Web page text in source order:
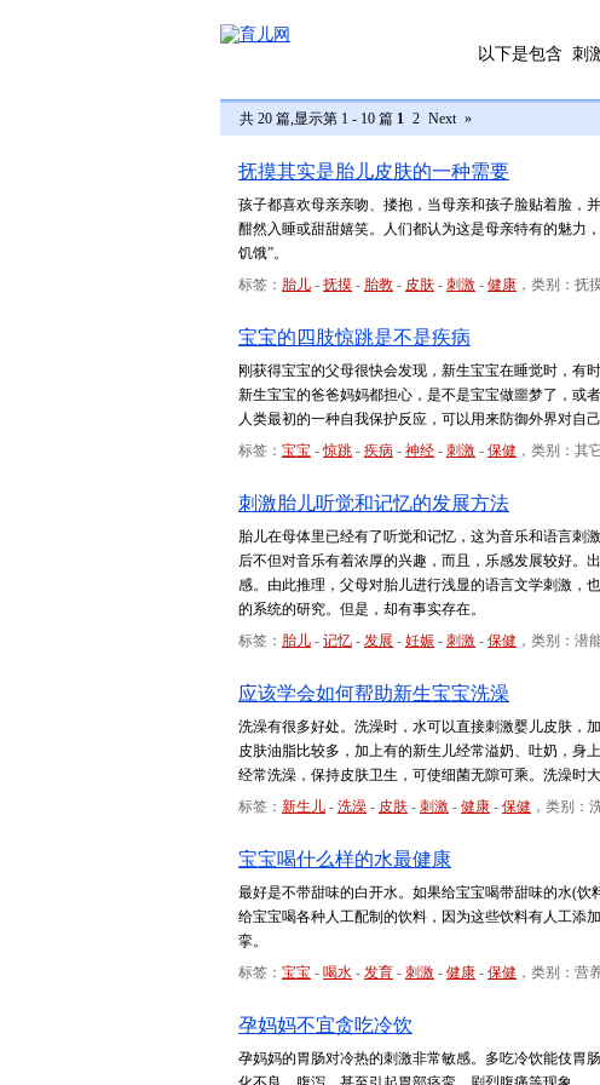
以下是包含 刺
共 20 篇,显示第 1 - 10 篇 1 2 Next »
抚摸其实是胎儿皮肤的一种需要
孩子都喜欢母亲亲吻、搂抱，当母亲和孩子脸贴着脸，
酣然入睡或甜甜嬉笑。人们都认为这是母亲特有的魅力
饥饿”。
标签： 胎儿 - 抚摸 - 胎教 - 皮肤 - 刺激 - 健康 ，类别：抚
宝宝的四肢惊跳是不是疾病
刚获得宝宝的父母很快会发现，新生宝宝在睡觉时，有
新生宝宝的爸爸妈妈都担心，是不是宝宝做噩梦了，或
人类最初的一种自我保护反应，可以用来防御外界对自己
标签： 宝宝 -惊跳 - 疾病 - 神经 - 刺激 - 保健 ，类别：其
刺激胎儿听觉和记忆的发展方法
胎儿在母体里已经有了听觉和记忆，这为音乐和语言刺
后不但对音乐有着浓厚的兴趣，而且，乐感发展较好。
感。由此推理，父母对胎儿进行浅显的语言文学刺激，
的系统的研究。但是，却有事实存在。
标签： 胎儿 - 记忆 - 发展 - 妊娠 - 刺激 - 保健 ，类别：潜
应该学会如何帮助新生宝宝洗澡
洗澡有很多好处。洗澡时，水可以直接刺激婴儿皮肤，
皮肤油脂比较多，加上有的新生儿经常溢奶、吐奶，身
经常洗澡，保持皮肤卫生，可使细菌无隙可乘。洗澡时
标签： 新生儿 - 洗澡 - 皮肤 - 刺激 - 健康 - 保健 ，类别：
宝宝喝什么样的水最健康
最好是不带甜味的白开水。如果给宝宝喝带甜味的水(
给宝宝喝各种人工配制的饮料，因为这些饮料有人工添
挛。
标签： 宝宝 - 喝水 - 发育 - 刺激 - 健康 - 保健 ，类别：营
孕妈妈不宜贪吃冷饮
孕妈妈的胃肠对冷热的刺激非常敏感。多吃冷饮能伎胃